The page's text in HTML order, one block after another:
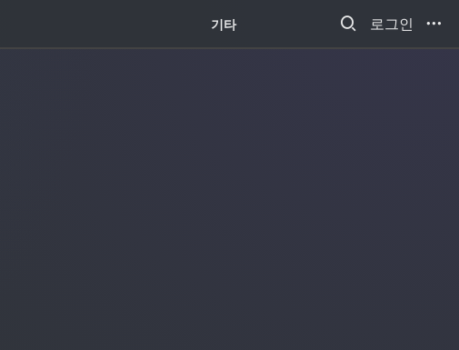
기타 로그인
새소식